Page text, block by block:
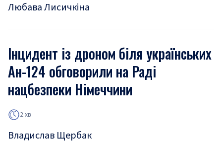
Любава Лисичкіна
Інцидент із дроном біля українських
Ан-124 обговорили на Раді
нацбезпеки Німеччини
2 хв
Владислав Щербак